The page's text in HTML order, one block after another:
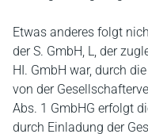
Etwas anderes folgt
der S. GmbH, L, der
HI. GmbH war, durch
von der
Abs. 1 GmbHG erfolgt
durch Einladung der